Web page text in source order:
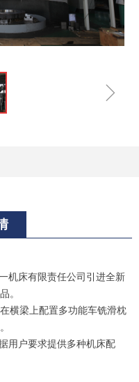
ꁇ
机床有限责任公司引进全新
。
横梁上配置多功能车铣滑枕
用户要求提供多种机床配